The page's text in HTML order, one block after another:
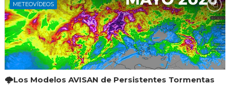
METEOVÍDEOS
🌩️Los Modelos AVISAN de Persistentes Tormentas